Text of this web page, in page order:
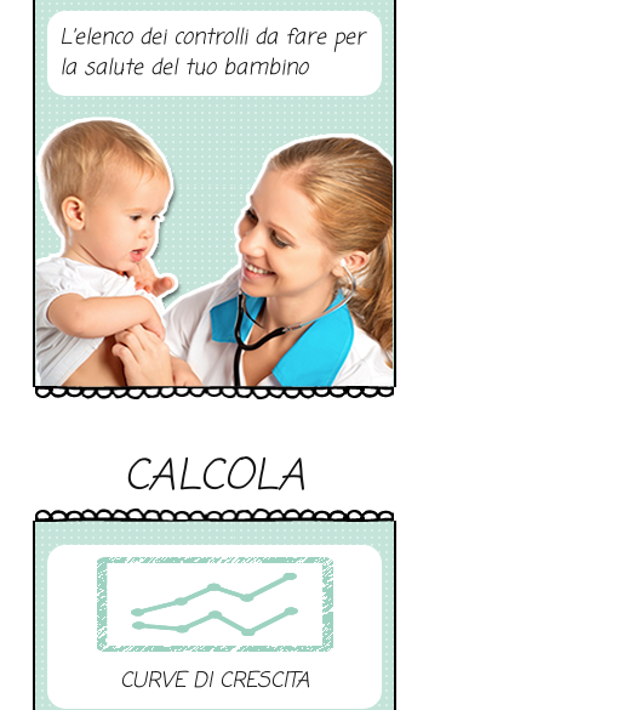
L’elenco dei controlli da fare per
la salute del tuo bambino
CALCOLA
CURVE DI CRESCITA